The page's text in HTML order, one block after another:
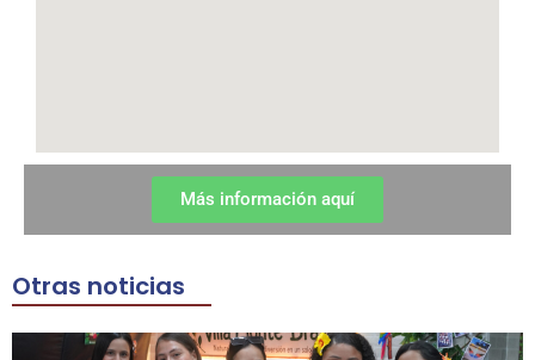
Más información aquí
Otras noticias